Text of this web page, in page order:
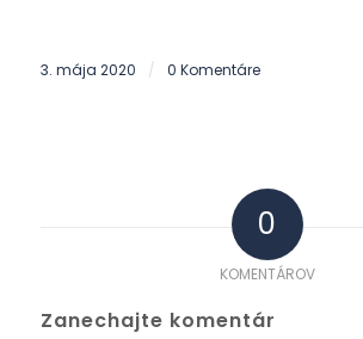
3. mája 2020 / 0 Komentáre
0
KOMENTÁROV
Zanechajte komentár